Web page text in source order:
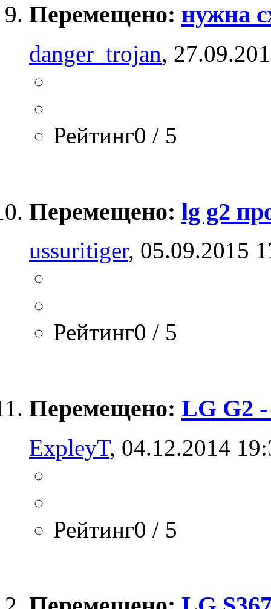
Перемещено: нужна
danger_trojan,
Рейтинг0 / 5
Перемещено: lg g2
ussuritiger, 05.09.2015
Рейтинг0 / 5
Перемещено: LG G2
ExpleyT, 04.12.2014
Рейтинг0 / 5